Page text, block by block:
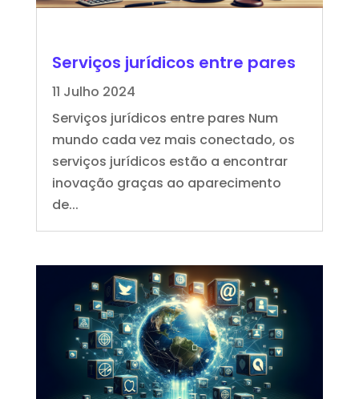
Serviços jurídicos entre pares
11 Julho 2024
Serviços jurídicos entre pares Num
mundo cada vez mais conectado, os
serviços jurídicos estão a encontrar
inovação graças ao aparecimento
de...